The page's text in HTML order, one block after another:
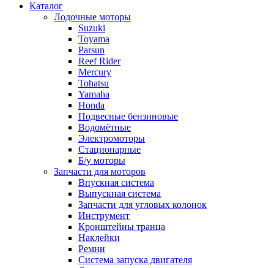
Каталог
Лодочные моторы
Suzuki
Toyama
Parsun
Reef Rider
Mercury
Tohatsu
Yamaha
Honda
Подвесные бензиновые
Водомётные
Электромоторы
Стационарные
Б/у моторы
Запчасти для моторов
Впускная система
Выпускная система
Запчасти для угловых колонок
Инструмент
Кронштейны транца
Наклейки
Ремни
Система запуска двигателя